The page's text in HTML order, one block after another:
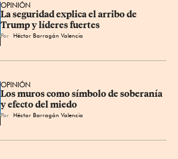
OPINIÓN
La seguridad explica el arribo de
Trump y líderes fuertes
Por Héctor Barragán Valencia
OPINIÓN
Los muros como símbolo de soberanía
y efecto del miedo
Por Héctor Barragán Valencia